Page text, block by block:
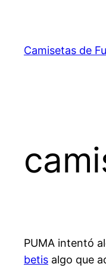
contenido
Camisetas de
PUMA intentó
betis algo que